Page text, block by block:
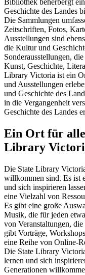
Bibliothek beherbergt
Geschichte des Landes
Die Sammlungen
Zeitschriften, Fotos,
Ausstellungen sind
die Kultur und
Sonderausstellungen,
Kunst, Geschichte,
Library Victoria ist ein
und Ausstellungen
und Geschichte des
in die Vergangenheit
Geschichte des Landes
Ein Ort für alle
Library
Die State Library
willkommen sind. Es ist
und sich inspirieren
eine Vielzahl von
Es gibt eine große
Musik, die für jeden
von Veranstaltungen,
gibt Vorträge,
eine Reihe von Online-
Die State Library
lernen und sich
Generationen